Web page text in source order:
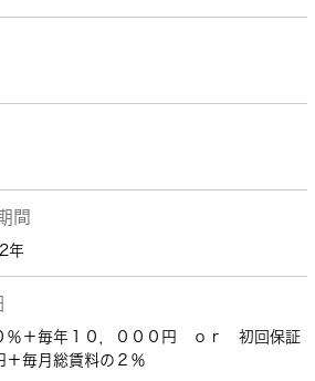
間
年
％＋毎年１０，０００円 ｏｒ 初回保証
＋毎月総賃料の２％